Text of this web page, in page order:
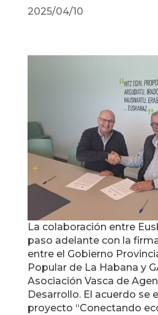
2025/04/10
La colaboración entre
paso adelante con la
entre el Gobierno
Popular de La Habana y
Asociación Vasca de
Desarrollo. El acuerdo se
proyecto “Conectando